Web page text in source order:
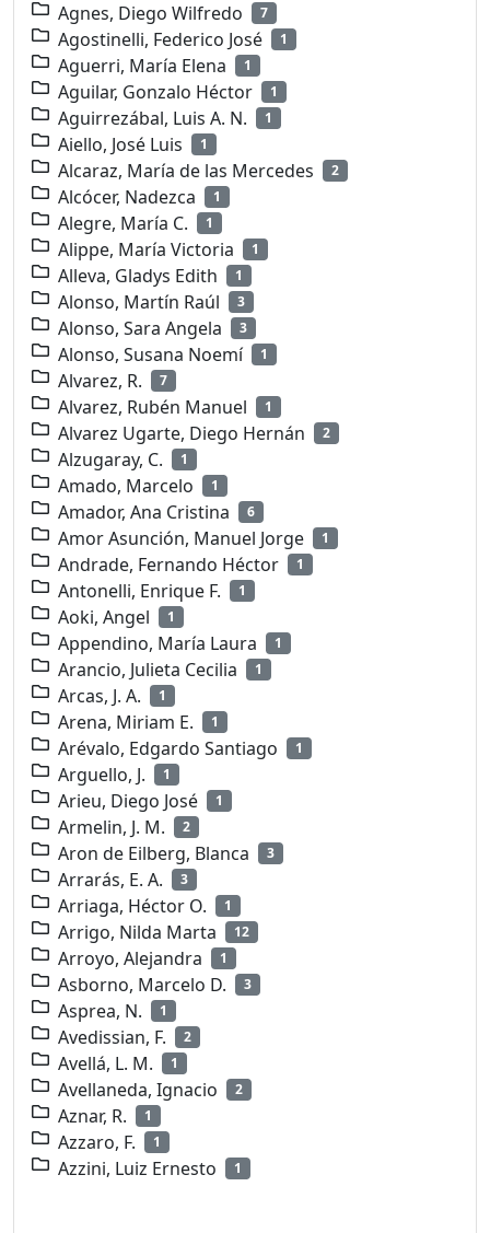
Agnes, Diego Wilfredo 7
Agostinelli, Federico José 1
Aguerri, María Elena 1
Aguilar, Gonzalo Héctor 1
Aguirrezábal, Luis A. N. 1
Aiello, José Luis 1
Alcaraz, María de las Mercedes 2
Alcócer, Nadezca 1
Alegre, María C. 1
Alippe, María Victoria 1
Alleva, Gladys Edith 1
Alonso, Martín Raúl 3
Alonso, Sara Angela 3
Alonso, Susana Noemí 1
Alvarez, R. 7
Alvarez, Rubén Manuel 1
Alvarez Ugarte, Diego Hernán 2
Alzugaray, C. 1
Amado, Marcelo 1
Amador, Ana Cristina 6
Amor Asunción, Manuel Jorge 1
Andrade, Fernando Héctor 1
Antonelli, Enrique F. 1
Aoki, Angel 1
Appendino, María Laura 1
Arancio, Julieta Cecilia 1
Arcas, J. A. 1
Arena, Miriam E. 1
Arévalo, Edgardo Santiago 1
Arguello, J. 1
Arieu, Diego José 1
Armelin, J. M. 2
Aron de Eilberg, Blanca 3
Arrarás, E. A. 3
Arriaga, Héctor O. 1
Arrigo, Nilda Marta 12
Arroyo, Alejandra 1
Asborno, Marcelo D. 3
Asprea, N. 1
Avedissian, F. 2
Avellá, L. M. 1
Avellaneda, Ignacio 2
Aznar, R. 1
Azzaro, F. 1
Azzini, Luiz Ernesto 1